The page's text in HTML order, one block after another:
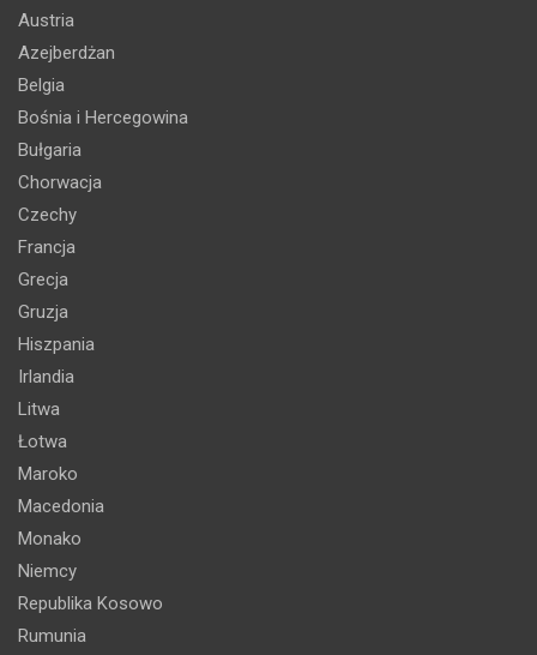
Austria
Azejberdżan
Belgia
Bośnia i Hercegowina
Bułgaria
Chorwacja
Czechy
Francja
Grecja
Gruzja
Hiszpania
Irlandia
Litwa
Łotwa
Maroko
Macedonia
Monako
Niemcy
Republika Kosowo
Rumunia